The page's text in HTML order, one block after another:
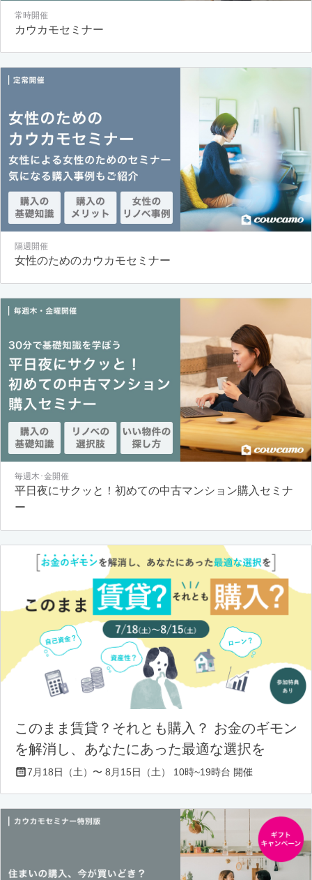
常時開催
カウカモセミナー
隔週開催
女性のためのカウカモセミナー
毎週木･金開催
平日夜にサクッと！初めての中古マンション購入セミナ
ー
このまま賃貸？それとも購入？ お金のギモン
を解消し、あなたにあった最適な選択を
7月18日（土）〜 8月15日（土） 10時~19時台 開催